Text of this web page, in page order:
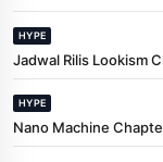
HYPE
Jadwal Rilis Lookism
HYPE
Nano Machine